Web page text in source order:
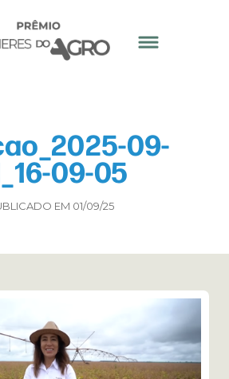
09-
09-05
EM 01/09/25